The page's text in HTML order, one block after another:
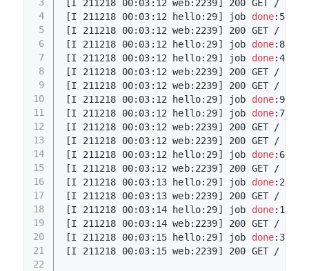
3
4
5
6
7
8
9
10
11
12
13
14
15
16
17
18
19
20
21
22
[I 211218 00:03:12 web:2239] 200 GET /
[I 211218 00:03:12 hello:29] job done:5
[I 211218 00:03:12 web:2239] 200 GET /
[I 211218 00:03:12 hello:29] job done:8
[I 211218 00:03:12 hello:29] job done:4
[I 211218 00:03:12 web:2239] 200 GET /
[I 211218 00:03:12 web:2239] 200 GET /
[I 211218 00:03:12 hello:29] job done:9
[I 211218 00:03:12 hello:29] job done:7
[I 211218 00:03:12 web:2239] 200 GET /
[I 211218 00:03:12 web:2239] 200 GET /
[I 211218 00:03:12 hello:29] job done:6
[I 211218 00:03:12 web:2239] 200 GET /
[I 211218 00:03:13 hello:29] job done:2
[I 211218 00:03:13 web:2239] 200 GET /
[I 211218 00:03:14 hello:29] job done:1
[I 211218 00:03:14 web:2239] 200 GET /
[I 211218 00:03:15 hello:29] job done:3
[I 211218 00:03:15 web:2239] 200 GET /